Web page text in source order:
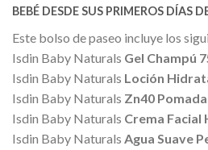
BEBÉ DESDE SUS PRIMEROS DÍAS
Este bolso de paseo incluye los
Isdin Baby Naturals Gel Champú
Isdin Baby Naturals Loción
Isdin Baby Naturals Zn40
Isdin Baby Naturals Crema
Isdin Baby Naturals Agua Suave